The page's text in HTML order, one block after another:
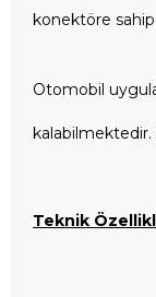
konektöre sahip
Otomobil
Teknik